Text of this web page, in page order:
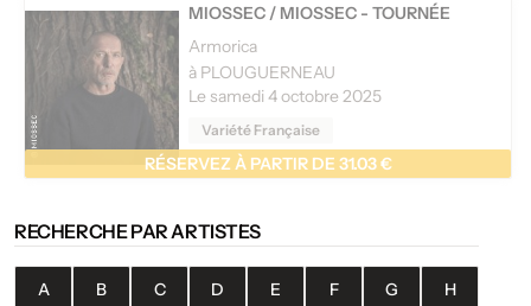
MIOSSEC / MIOSSEC - TOURNÉE
Armorica
à PLOUGUERNEAU
Le samedi 4 octobre 2025
Variété Française
RÉSERVEZ À PARTIR DE 31.03 €
RECHERCHE PAR ARTISTES
A B C D E F G H